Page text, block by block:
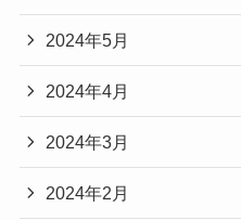
2024年5月
2024年4月
2024年3月
2024年2月